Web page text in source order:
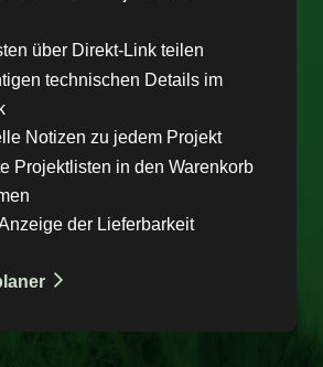
über Direkt-Link teilen
technischen Details im
Notizen zu jedem Projekt
Projektlisten in den Warenkorb
der Lieferbarkeit